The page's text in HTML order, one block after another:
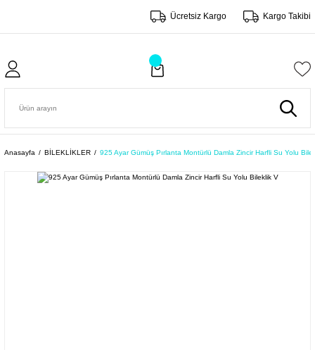
Ücretsiz Kargo Kargo Takibi
Anasayfa BİLEKLİKLER 925 Ayar Gümüş Pırlanta Montürlü Damla Zincir Harfli Su Yolu